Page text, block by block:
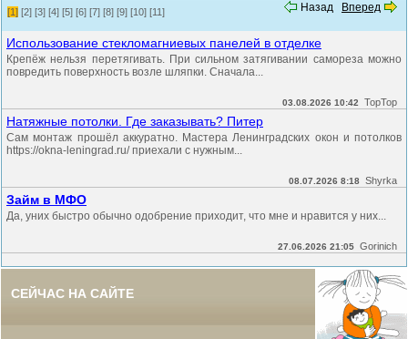
Назад Вперед
[1] [2] [3] [4] [5] [6] [7] [8] [9] [10] [11]
Использование стекломагниевых панелей в отделке
Крепёж нельзя перетягивать. При сильном затягивании самореза можно
повредить поверхность возле шляпки. Сначала...
03.08.2026 10:42 TopTop
Натяжные потолки. Где заказывать? Питер
Сам монтаж прошёл аккуратно. Мастера Ленинградских окон и потолков
https://okna-leningrad.ru/ приехали с нужным...
08.07.2026 8:18 Shyrka
Займ в МФО
Да, уних быстро обычно одобрение приходит, что мне и нравится у них...
27.06.2026 21:05 Gorinich
СЕЙЧАС НА САЙТЕ